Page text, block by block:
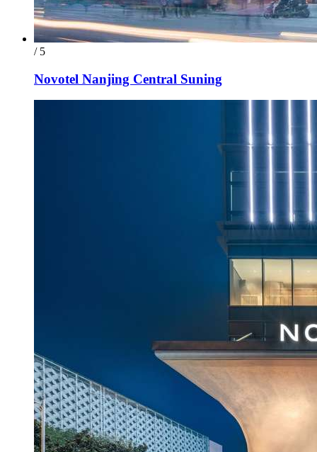
/ 5
Novotel Nanjing Central Suning